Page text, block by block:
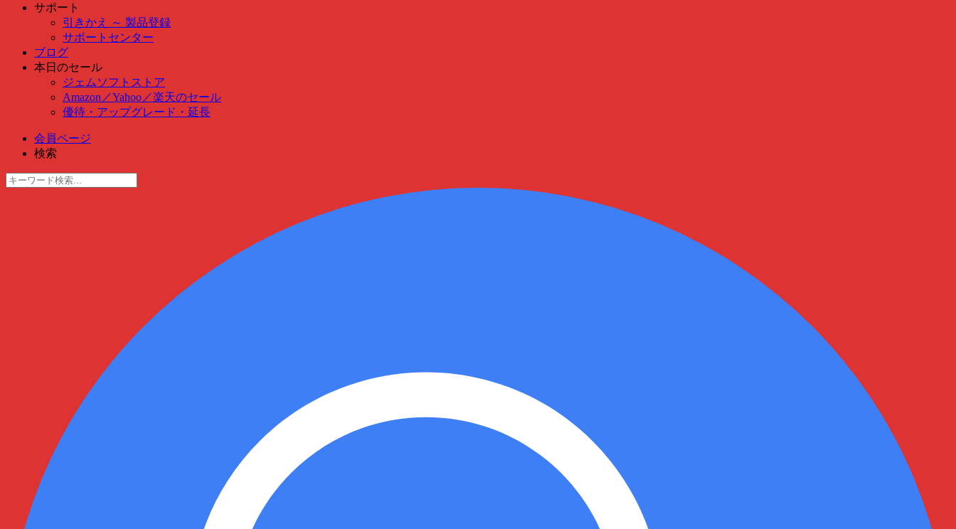
サポート
引きかえ ～ 製品登録
サポートセンター
ブログ
本日のセール
ジェムソフトストア
Amazon ／Yahoo ／楽天のセール
優待・アップグレード・延長
会員ページ
検索